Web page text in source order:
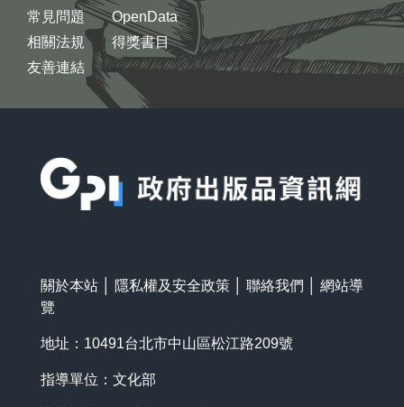
常見問題
相關法規
友善連結
OpenData
得獎書目
關於本站 隱私權及安全政策 聯絡我們
網站導
覽
地址：10491台北市中山區松江路209號
指導單位：文化部